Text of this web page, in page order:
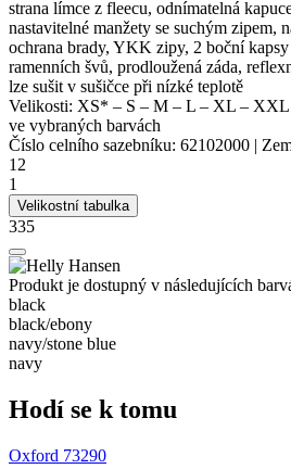
strana límce z fleecu, odnímatelná
nastavitelné manžety se suchým zipem,
ochrana brady, YKK zipy, 2 boční kapsy
ramenních švů, prodloužená záda,
lze sušit v sušičce při nízké teplotě
Velikosti: XS* – S – M – L – XL – XXL
ve vybraných barvách
Číslo celního sazebníku: 62102000 |
12
1
Velikostní tabulka
335
Produkt je dostupný v následujících
black
black/​ebony
navy/​stone blue
navy
Hodí se k tomu
Oxford 73290